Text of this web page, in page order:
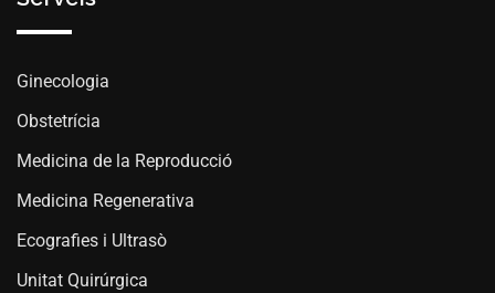
Ginecologia
Obstetrícia
Medicina de la Reproducció
Medicina Regenerativa
Ecografies i Ultrasò
Unitat Quirúrgica